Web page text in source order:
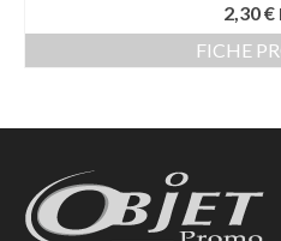
2,30 €
FICHE